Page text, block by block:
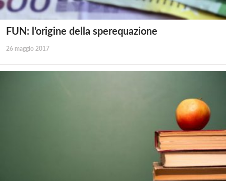
FUN: l’origine della sperequazione
26 maggio 2017